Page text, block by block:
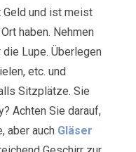
und ist meist
haben. Nehmen
die Lupe. Überlegen
etc. und
Sitzplätze. Sie
Achten Sie darauf,
aber auch Gläser